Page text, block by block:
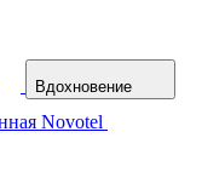
Вдохновение
Novotel